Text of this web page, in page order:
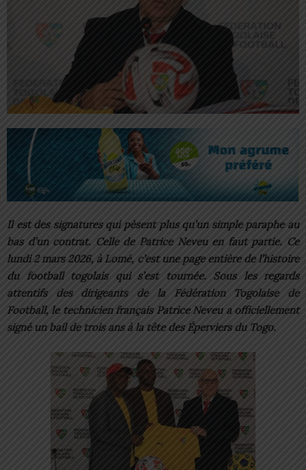
Il est des signatures qui pèsent plus qu’un simple paraphe au
bas d’un contrat. Celle de Patrice Neveu en faut partie. Ce
lundi 2 mars 2026, à Lomé, c’est une page entière de l’histoire
du football togolais qui s’est tournée. Sous les regards
attentifs des dirigeants de la Fédération Togolaise de
Football, le technicien français Patrice Neveu a officiellement
signé un bail de trois ans à la tête des Éperviers du Togo.